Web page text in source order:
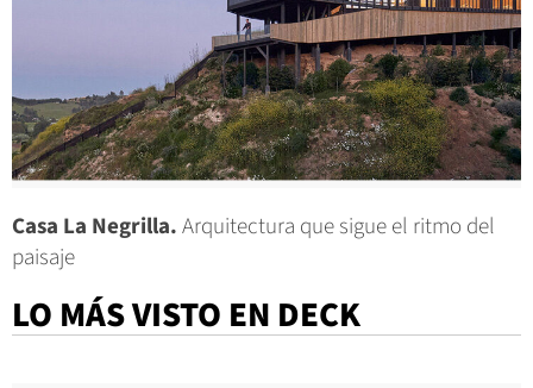
Casa La Negrilla.Arquitectura que sigue el ritmo del
paisaje
LO MÁS VISTO EN DECK